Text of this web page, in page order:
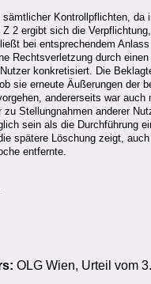
Kontrollpflichten,
2 ergibt sich die
bei entsprechendem
Rechtsverletzung durch
konkretisiert. Die
sie erneute Äußerungen der
andererseits war
Stellungnahmen anderer
sein als die Durchführung
spätere Löschung zeigt,
entfernte.
OLG Wien, Urteil vom